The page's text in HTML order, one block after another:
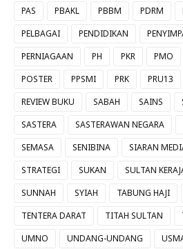
PAS
PBAKL PBBM PDRM
PELBAGAI
PENDIDIKAN
PERNIAGAAN
PH PKR PMO
POSTER
PPSMI PRK PRU13
REVIEW BUKU
SABAH SAINS
SASTERA
SASTERAWAN NEGARA
SEMASA
SENIBINA SIARAN
STRATEGI
SUKAN
SULTAN
SUNNAH
SYIAH TABUNG HAJI
TENTERA DARAT
TITAH SULTAN
UMNO
UNDANG-UNDANG